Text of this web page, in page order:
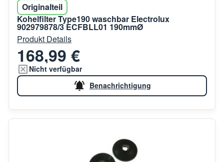
Originalteil
Kohelfilter Type190 waschbar Electrolux
902979878/3 ECFBLL01 190mmØ
Produkt Details
168,99 €
Nicht verfügbar
Benachrichtigung